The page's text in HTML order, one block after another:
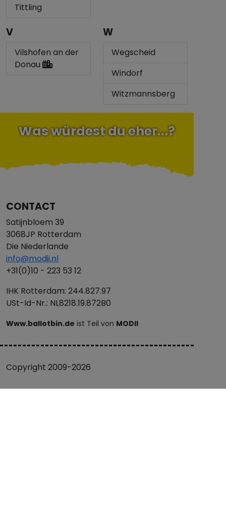
Tittling
V
Vilshofen an der
Donau
W
Wegscheid
Windorf
Witzmannsberg
Was würdest du eher...?
CONTACT
Satijnbloem 39
3068JP Rotterdam
Die Niederlande
info@modii.nl
+31(0)10 - 223 53 12
IHK Rotterdam: 244.827.97
USt-Id-Nr.: NL8218.19.872B0
Www.ballotbin.de ist Teil von MODII
Copyright 2009-2026